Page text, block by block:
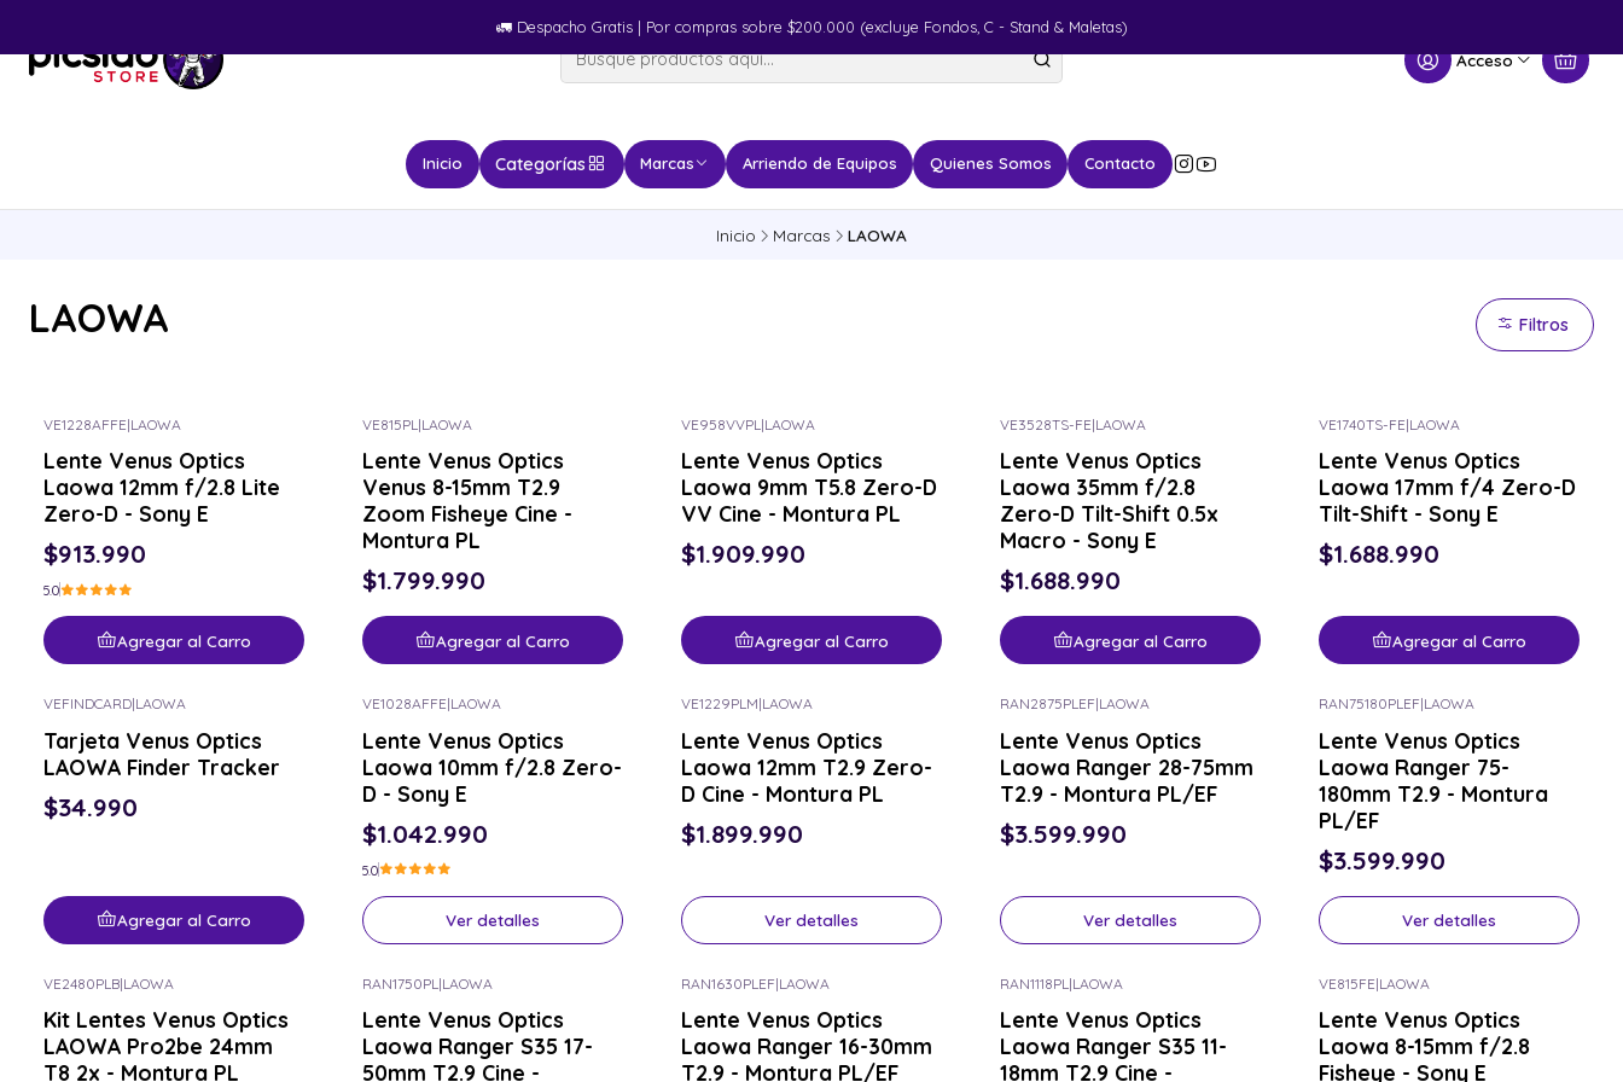
Acceso
Inicio Categorías Marcas Arriendo de Equipos Quienes Somos Contacto
🚛​ Despacho Gratis | Por compras sobre $200.000 (excluye Fondos, C - Stand & Maletas)
Inicio Marcas LAOWA
LAOWA Filtros
VE1228AFFE|LAOWA
Lente Venus Optics
Laowa 12mm f/2.8 Lite
Zero-D - Sony E
$913.990
5.0
Agregar al Carro
VE815PL |LAOWA
Lente Venus Optics
Venus 8-15mm T2.9
Zoom Fisheye Cine -
Montura PL
$1.799.990
Agregar al Carro
VE958VVPL |LAOWA
Lente Venus Optics
Laowa 9mm T5.8 Zero-D
VV Cine - Montura PL
$1.909.990
Agregar al Carro
VE3528TS-FE|LAOWA
Lente Venus Optics
Laowa 35mm f/2.8
Zero-D Tilt-Shift 0.5x
Macro - Sony E
$1.688.990
Agregar al Carro
VE1740TS-FE|LAOWA
Lente Venus Optics
Laowa 17mm f/4 Zero-D
Tilt-Shift - Sony E
$1.688.990
Agregar al Carro
VEFINDCARD|LAOWA
Tarjeta Venus Optics
LAOWA Finder Tracker
$34.990
Agregar al Carro
VE1028AFFE|LAOWA
Lente Venus Optics
Laowa 10mm f/2.8 Zero-
D - Sony E
$1.042.990
5.0
Ver detalles
VE1229PLM|LAOWA
Lente Venus Optics
Laowa 12mm T2.9 Zero-
D Cine - Montura PL
$1.899.990
Ver detalles
RAN2875PLEF|LAOWA
Lente Venus Optics
Laowa Ranger 28-75mm
T2.9 - Montura PL/EF
$3.599.990
Ver detalles
RAN75180PLEF|LAOWA
Lente Venus Optics
Laowa Ranger 75-
180mm T2.9 - Montura
PL/EF
$3.599.990
Ver detalles
VE2480PLB|LAOWA
Kit Lentes Venus Optics
LAOWA Pro2be 24mm
T8 2x - Montura PL
RAN1750PL |LAOWA
Lente Venus Optics
Laowa Ranger S35 17-
50mm T2.9 Cine -
RAN1630PLEF|LAOWA
Lente Venus Optics
Laowa Ranger 16-30mm
T2.9 - Montura PL/EF
RAN1118PL |LAOWA
Lente Venus Optics
Laowa Ranger S35 11-
18mm T2.9 Cine -
VE815FE|LAOWA
Lente Venus Optics
Laowa 8-15mm f/2.8
Fisheye - Sony E